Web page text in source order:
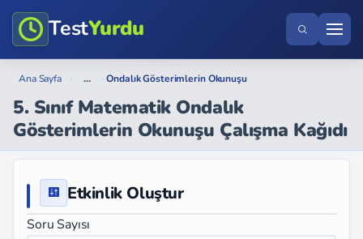
TestYurdu
Ana Sayfa › ... › Ondalık Gösterimlerin Okunuşu
5. Sınıf Matematik Ondalık
Gösterimlerin Okunuşu Çalışma Kağıdı
Etkinlik Oluştur
Soru Sayısı